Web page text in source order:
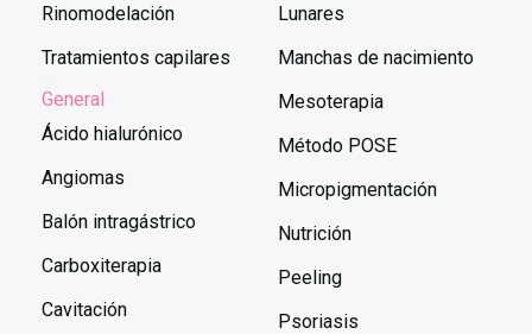
Rinomodelación
Tratamientos capilares
General
Ácido hialurónico
Angiomas
Balón intragástrico
Carboxiterapia
Cavitación
Lunares
Manchas de nacimiento
Mesoterapia
Método POSE
Micropigmentación
Nutrición
Peeling
Psoriasis